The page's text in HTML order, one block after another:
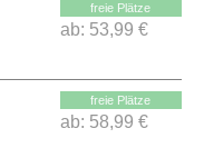
freie Plätze
ab: 53,99 €
freie Plätze
ab: 58,99 €